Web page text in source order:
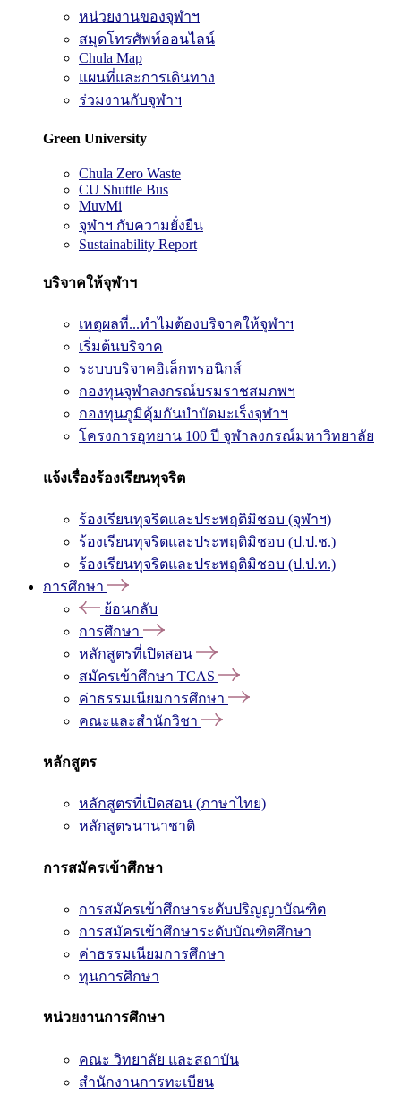
หน่วยงานของจุฬาฯ
สมุดโทรศัพท์ออนไลน์
Chula Map
แผนที่และการเดินทาง
ร่วมงานกับจุฬาฯ
Green University
Chula Zero Waste
CU Shuttle Bus
MuvMi
จุฬาฯ กับความยั่งยืน
Sustainability Report
บริจาคให้จุฬาฯ
เหตุผลที่...ทำไมต้องบริจาคให้จุฬาฯ
เริ่มต้นบริจาค
ระบบบริจาคอิเล็กทรอนิกส์
กองทุนจุฬาลงกรณ์บรมราชสมภพฯ
กองทุนภูมิคุ้มกันบำบัดมะเร็งจุฬาฯ
โครงการอุทยาน 100 ปี จุฬาลงกรณ์มหาวิทยาลัย
แจ้งเรื่องร้องเรียนทุจริต
ร้องเรียนทุจริตและประพฤติมิชอบ (จุฬาฯ)
ร้องเรียนทุจริตและประพฤติมิชอบ (ป.ป.ช.)
ร้องเรียนทุจริตและประพฤติมิชอบ (ป.ป.ท.)
การศึกษา
ย้อนกลับ
การศึกษา
หลักสูตรที่เปิดสอน
สมัครเข้าศึกษา TCAS
ค่าธรรมเนียมการศึกษา
คณะและสำนักวิชา
หลักสูตร
หลักสูตรที่เปิดสอน (ภาษาไทย)
หลักสูตรนานาชาติ
การสมัครเข้าศึกษา
การสมัครเข้าศึกษาระดับปริญญาบัณฑิต
การสมัครเข้าศึกษาระดับบัณฑิตศึกษา
ค่าธรรมเนียมการศึกษา
ทุนการศึกษา
หน่วยงานการศึกษา
คณะ วิทยาลัย และสถาบัน
สำนักงานการทะเบียน